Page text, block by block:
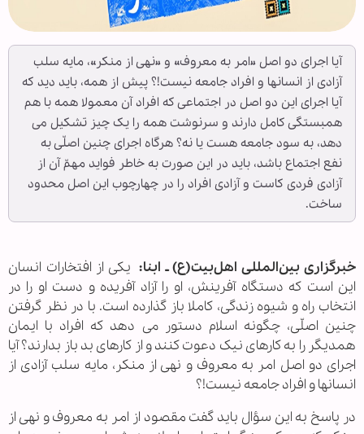
آیا اجرای دو اصل «امر به معروف» و «نهی از منکر»، مایه سلب
آزادی از انسانها و افراد جامعه نیست!؟ پیش از همه، باید دید که
آیا اجرای این دو اصل در اجتماعی که افراد آن معمولا همه با هم
همبستگی کامل دارند و سرنوشت همه را یک چیز تشکیل می
دهد، به سود جامعه هست یا نه؟ هرگاه اجرای چنین اصلّی به
نفع اجتماع‌ باشد، باید در این صورت به خاطر فواید مهمّ آن از
آزادی فردی کاست و آزادی افراد را در چهارچوب این اصل محدود
ساخت.
خبرگزاری بین‌المللی اهل‌بیت(ع) ـ ابنا: یکی از افتخارات انسان
این است که دستگاه آفرینش، او را آزاد آفریده و دست او را در
انتخاب راه و شیوه زندگی، کاملا باز گذارده است. با در نظر گرفتن
چنین اصلّی، چگونه اسلام دستور می دهد که افراد با ایمان
همدیگر را به کارهای نیک دعوت کنند و از کارهای بد باز بدارند؟ آیا
اجرای دو اصل امر به معروف و نهی از منکر، مایه سلب آزادی از
انسانها و افراد جامعه نیست!؟
در پاسخ به این سؤال باید گفت مقصود از امر به معروف و نهی از